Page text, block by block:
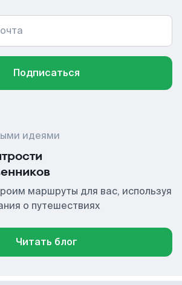
Подписаться
идеями
маршруты для вас, используя
о путешествиях
Читать блог